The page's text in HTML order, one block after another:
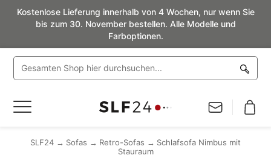
Kostenlose Lieferung innerhalb von 4 Wochen, nur wenn Sie
bis zum 30. November bestellen. Alle Modelle und
Farboptionen.
Navigation
SLF24 Sofas Retro-Sofas
Schlafsofa Nimbus mit
Stauraum